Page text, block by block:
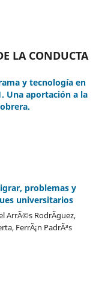
LA CONDUCTA
y tecnología en
Una aportación a la
problemas y
universitarios
ArrÃ©s RodrÃ­guez,
FerrÃ¡n PadrÃ³s